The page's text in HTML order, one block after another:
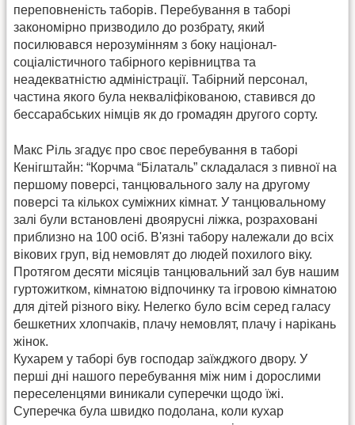
переповненість таборів. Перебування в таборі
закономірно призводило до розбрату, який
посилювався нерозумінням з боку націонал-
соціалістичного табірного керівництва та
неадекватністю адміністрації. Табірний персонал,
частина якого була некваліфікованою, ставився до
бессарабських німців як до громадян другого сорту.
Макс Ріль згадує про своє перебування в таборі
Кенігштайн: “Корчма “Білаталь” складалася з пивної на
першому поверсі, танцювального залу на другому
поверсі та кількох суміжних кімнат. У танцювальному
залі були встановлені двоярусні ліжка, розраховані
приблизно на 100 осіб. В'язні табору належали до всіх
вікових груп, від немовлят до людей похилого віку.
Протягом десяти місяців танцювальний зал був нашим
гуртожитком, кімнатою відпочинку та ігровою кімнатою
для дітей різного віку. Нелегко було всім серед галасу
бешкетних хлопчаків, плачу немовлят, плачу і нарікань
жінок.
Кухарем у таборі був господар заїжджого двору. У
перші дні нашого перебування між ним і дорослими
переселенцями виникали суперечки щодо їжі.
Суперечка була швидко подолана, коли кухар